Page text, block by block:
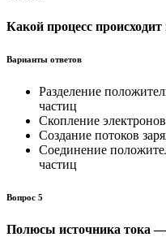
Какой процесс
Варианты ответов
Разделение
частиц
Скопление
Создание потоков
Соединение
частиц
Вопрос 5
Полюсы источника тока —